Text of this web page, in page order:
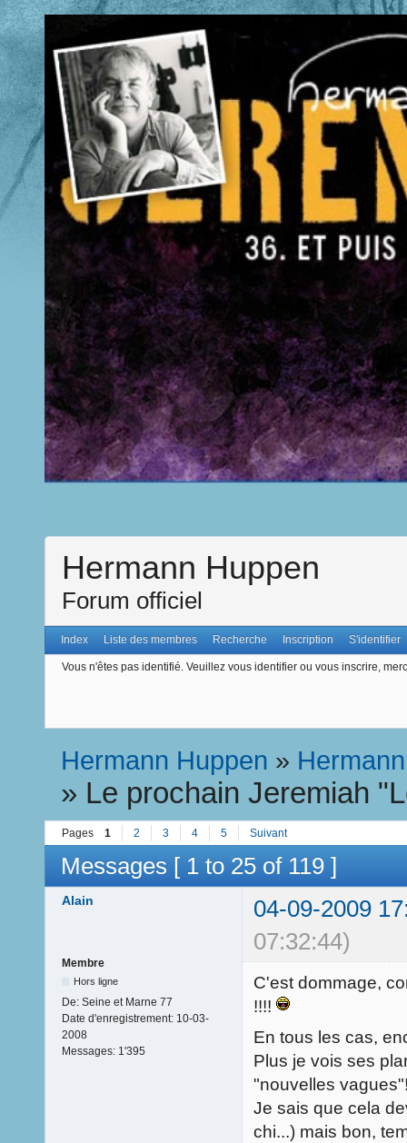
Hermann Huppen
Forum officiel
Index Liste des membres Recherche Inscription S'identifier
Vous n'êtes pas identifié. Veuillez vous identifier ou vous inscrire,
Hermann Huppen » Hermann
» Le prochain Jeremiah
Pages 1 2 3 4 5 Suivant
Messages [ 1 to 25 of 119 ]
Alain
04-09-2009
07:32:44)
Membre
Hors ligne
De: Seine et Marne 77
Date d'enregistrement: 10-03-
2008
Messages: 1'395
C'est dommage,
!!!!
En tous les cas,
Plus je vois ses
"nouvelles
Je sais que cela
chi...) mais bon,